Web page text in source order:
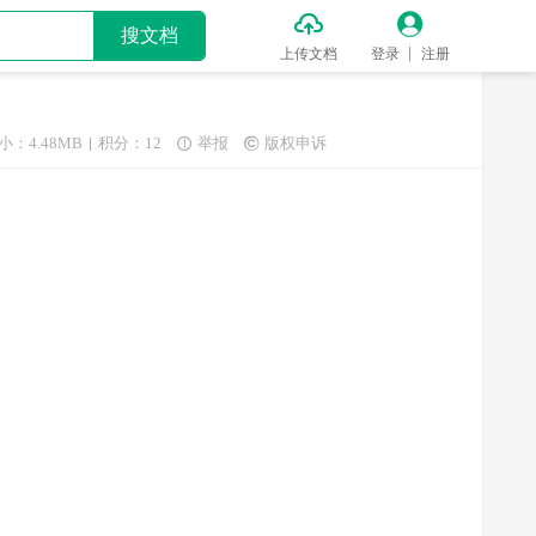
搜文档 
上传文档

登录 注册
：4.48MB 积分：12  举报  版权申诉